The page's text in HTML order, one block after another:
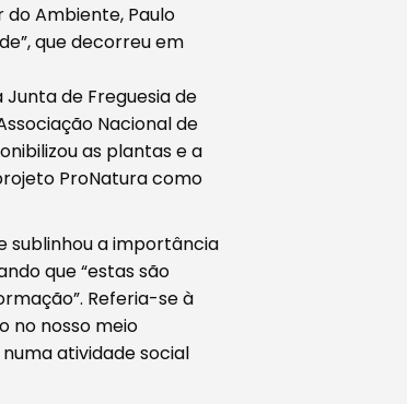
Ambiente, Paulo
que decorreu em
de Freguesia de
Nacional de
as plantas e a
ProNatura como
sublinhou a importância
que “estas são
Referia-se à
no nosso meio
atividade social